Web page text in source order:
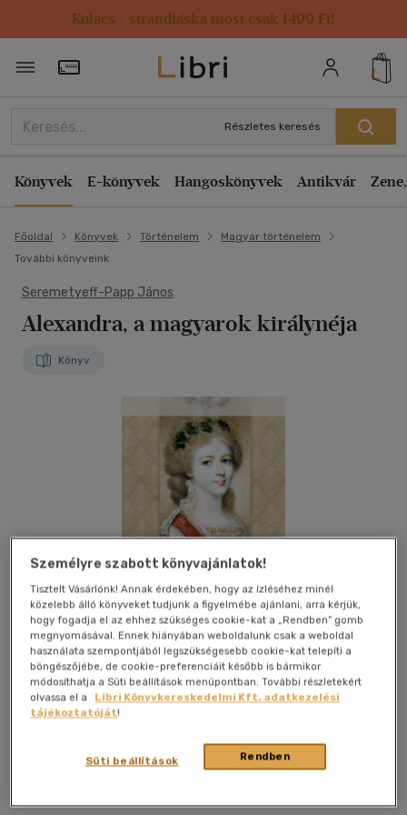
Kulacs / strandtáska most csak 1499 Ft!
Törzsvásárlói Kártya adatai
Részletes keresés
Könyvek E-könyvek Hangoskönyvek Antikvár
Főoldal Könyvek Történelem
Magyar történelem
További könyveink
Seremetyeff-Papp János
Alexandra, a magyarok királynéja
Könyv
Kívánságlistához adom
(2 vélemény)
Személyre szabott könyvajánlatok!
Tisztelt Vásárlónk! Annak érdekében, hogy az ízléséhez minél
közelebb álló könyveket tudjunk a figyelmébe ajánlani, arra kérjük,
hogy fogadja el az ehhez szükséges cookie-kat a „Rendben” gomb
megnyomásával. Ennek hiányában weboldalunk csak a weboldal
használata szempontjából legszükségesebb cookie-kat telepíti a
böngészőjébe, de cookie-preferenciáit később is bármikor
módosíthatja a Süti beállítások menüpontban. További részletekért
olvassa el a
Libri Könyvkereskedelmi Kft. adatkezelési
tájékoztatóját!
Rendben
Süti beállítások